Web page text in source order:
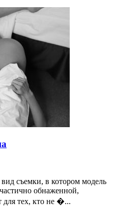
съемки, в котором модель
обнаженной,
для тех, кто не �...